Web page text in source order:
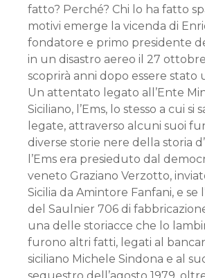
fatto? Perché? Chi lo ha fatto
motivi emerge la vicenda di
fondatore e primo presidente
in un disastro aereo il 27 ottobre
scoprirà anni dopo essere stato
Un attentato legato all’Ente
Siciliano, l’Ems, lo stesso a cui si
legate, attraverso alcuni suoi
diverse storie nere della storia
l’Ems era presieduto dal
veneto Graziano Verzotto,
Sicilia da Amintore Fanfani, e se
del Saulnier 706 di
una delle storiacce che lo
furono altri fatti, legati al
siciliano Michele Sindona e al